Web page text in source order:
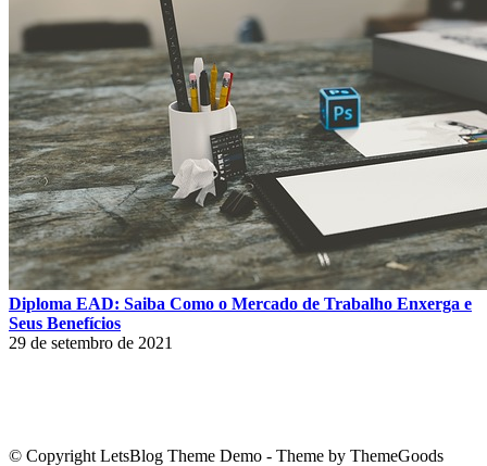
Diploma EAD: Saiba Como o Mercado de Trabalho Enxerga e
Seus Benefícios
29 de setembro de 2021
© Copyright LetsBlog Theme Demo - Theme by ThemeGoods